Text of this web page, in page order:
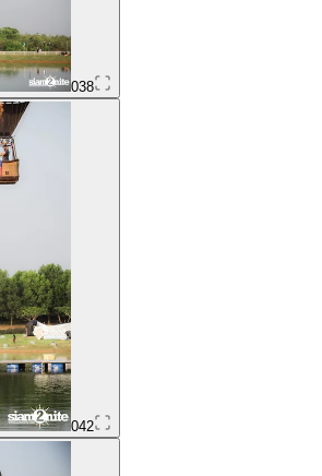
038
042